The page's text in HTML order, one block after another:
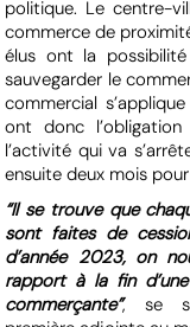
politique. Le centre-
commerce de
élus ont la
sauvegarder le
commercial
ont donc
l’activité qui va
ensuite deux mois
“Il se trouve que
sont faites de
d’année 2023, on
rapport à la fin
commerçante”, se